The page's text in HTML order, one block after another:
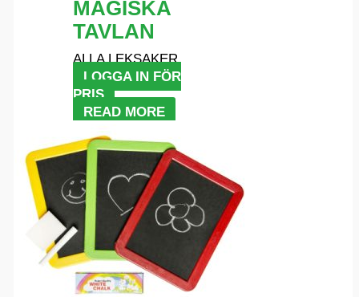
MAGISKA
TAVLAN
ALLA LEKSAKER
LOGGA IN FÖR
PRIS
READ MORE